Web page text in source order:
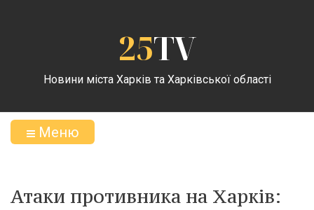
25TV
Новини міста Харків та Харківської області
Меню
Атаки противника на Харків: